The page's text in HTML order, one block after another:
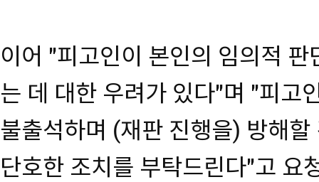
이어 "피고인이 본인의 임의적
는 데 대한 우려가 있다"며 "피고
불출석하며 (재판 진행을) 방해
단호한 조치를 부탁드린다"고 요